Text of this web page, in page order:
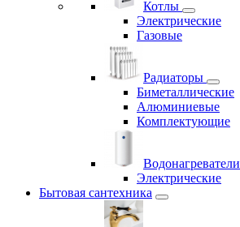
Котлы
Электрические
Газовые
Радиаторы
Биметаллические
Алюминиевые
Комплектующие
Водонагреватели
Электрические
Бытовая сантехника